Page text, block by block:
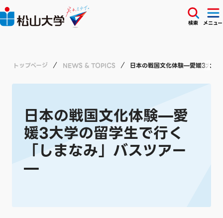
検索 メニュー
トップページ NEWS & TOPICS 日本の戦国文化体験—愛媛3大学
日本の戦国文化体験—愛
媛3大学の留学生で行く
「しまなみ」バスツアー
—